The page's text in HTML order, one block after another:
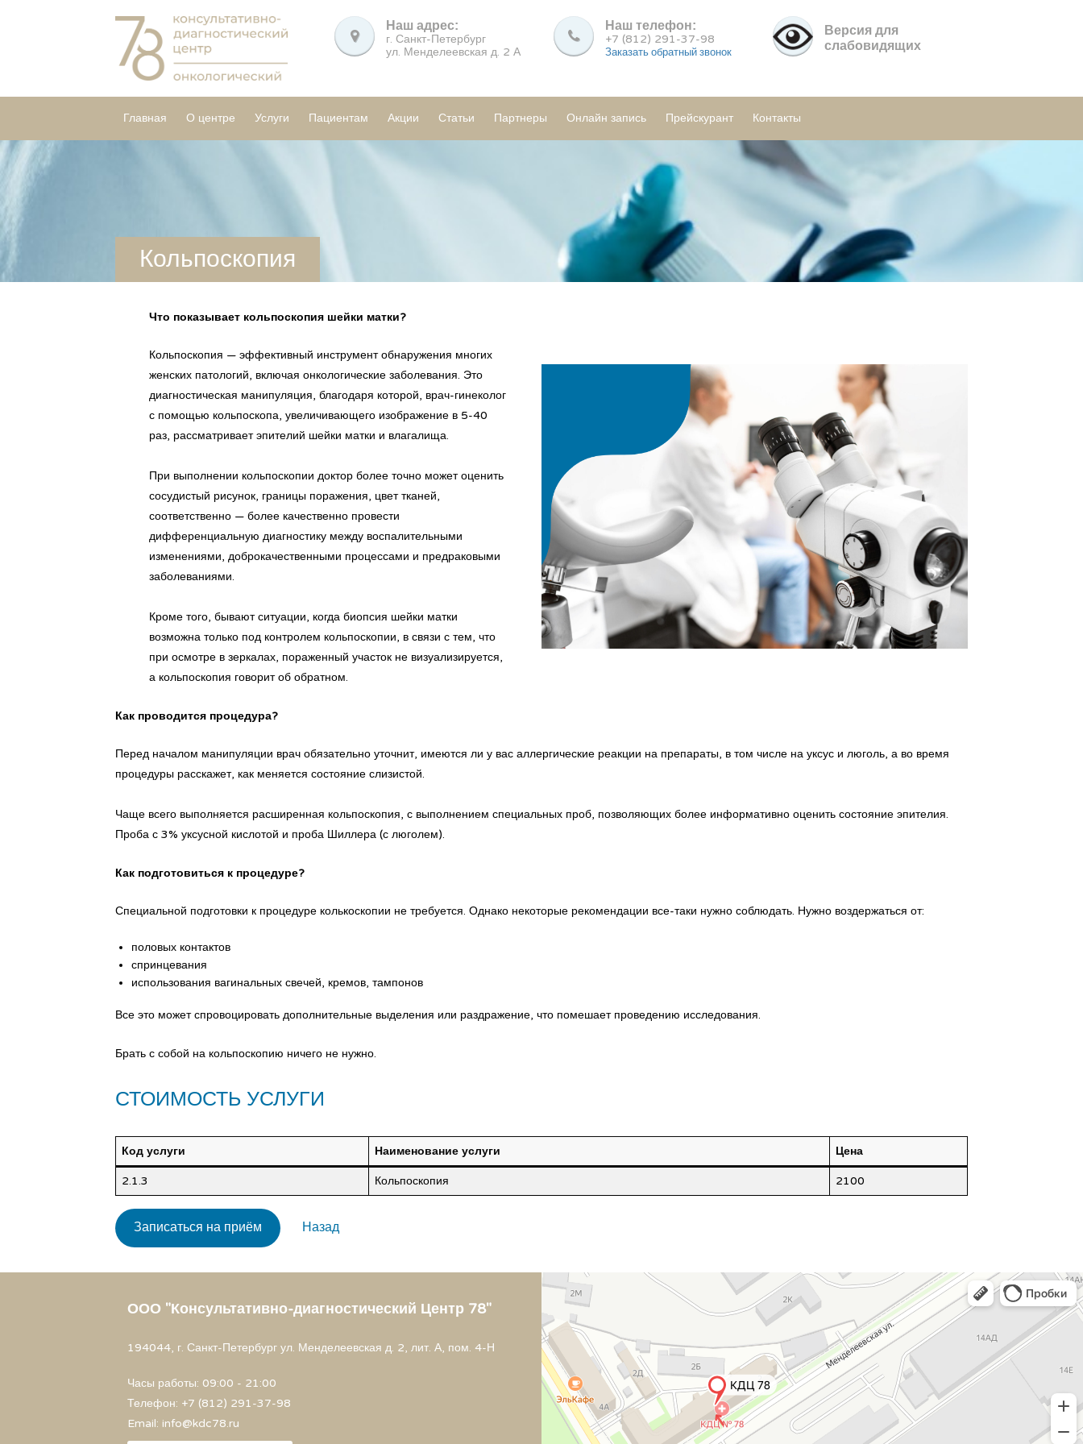
Наш адрес:
г. Санкт-Петербург
ул. Менделеевская д. 2 А
Наш телефон:
+7 (812) 291-37-98
Заказать обратный звонок
Версия для
слабовидящих
Главная О центре Услуги Пациентам Акции Статьи Партнеры Онлайн запись Прейскурант Контакты
Кольпоскопия
Что показывает кольпоскопия шейки матки?
Кольпоскопия — эффективный инструмент обнаружения многих
женских патологий, включая онкологические заболевания. Это
диагностическая манипуляция, благодаря которой, врач-гинеколог
с помощью кольпоскопа, увеличивающего изображение в 5-40
раз, рассматривает эпителий шейки матки и влагалища.
При выполнении кольпоскопии доктор более точно может оценить
сосудистый рисунок, границы поражения, цвет тканей,
соответственно — более качественно провести
дифференциальную диагностику между воспалительными
изменениями, доброкачественными процессами и предраковыми
заболеваниями.
Кроме того, бывают ситуации, когда биопсия шейки матки
возможна только под контролем кольпоскопии, в связи с тем, что
при осмотре в зеркалах, пораженный участок не визуализируется,
а кольпоскопия говорит об обратном.
Как проводится процедура?
Перед началом манипуляции врач обязательно уточнит, имеются ли у вас аллергические реакции на препараты, в том числе на уксус и люголь, а во время
процедуры расскажет, как меняется состояние слизистой.
Чаще всего выполняется расширенная кольпоскопия, с выполнением специальных проб, позволяющих более информативно оценить состояние эпителия.
Проба с 3% уксусной кислотой и проба Шиллера (с люголем).
Как подготовиться к процедуре?
Специальной подготовки к процедуре колькоскопии не требуется. Однако некоторые рекомендации все-таки нужно соблюдать. Нужно воздержаться от:
половых контактов
спринцевания
использования вагинальных свечей, кремов, тампонов
Все это может спровоцировать дополнительные выделения или раздражение, что помешает проведению исследования.
Брать с собой на кольпоскопию ничего не нужно.
СТОИМОСТЬ УСЛУГИ
Код услуги Наименование услуги Цена
2.1.3 Кольпоскопия 2100
Записаться на приём Назад
ООО "Консультативно-диагностический Центр 78"
194044, г. Санкт-Петербург ул. Менделеевская д. 2, лит. А, пом. 4-Н
Часы работы: 09:00 - 21:00
Телефон: +7 (812) 291-37-98
Email: info@kdc78.ru